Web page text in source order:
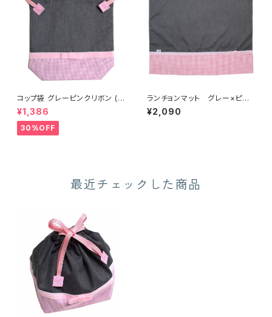
コップ袋 グレーピンクリボン (1
5602)
¥1,386
30%OFF
ランチョンマット グレー×ピン
クリボン （小） (17704B)
¥2,090
最近チェックした商品